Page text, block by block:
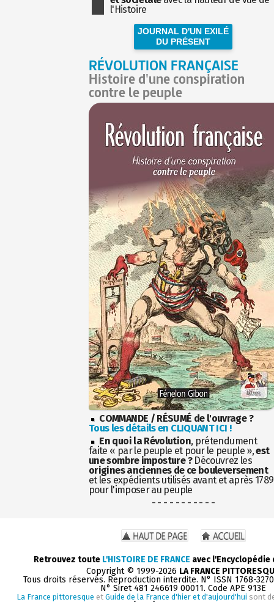
l'Histoire
JOURNAL D'UN EXILÉ
DU PRÉSENT
RÉVOLUTION FRANÇAISE
Histoire d'une conspiration
contre le peuple
COMMANDE / RÉSUMÉ de l'ouvrage ?
Tous les détails en CLIQUANT ICI !
En quoi la Révolution, prétendument
faite « par le peuple et pour le peuple »,est
une sombre imposture ?Découvrez les
origines anciennes de ce bouleversement
et les expédients utilisés avant et après 1789
pour l'imposer au peuple
- - - - - - - - - - -
Retrouvez toute L'HISTOIRE DE FRANCE avec
Copyright © 1999-2026 LA FRANCE
Tous droits réservés. Reproduction interdite. N° ISSN 1768-
N° Siret 481 246619 00011. Code APE 913E
La France pittoresque et Guide de la France d'hier et d'aujourd'hui sont